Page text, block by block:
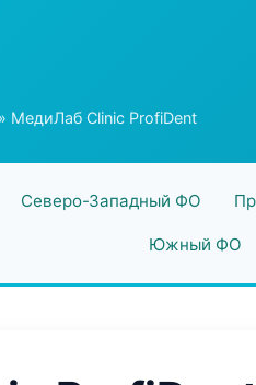
» МедиЛаб Clinic ProfiDent
Северо-Западный ФО
Южный ФО